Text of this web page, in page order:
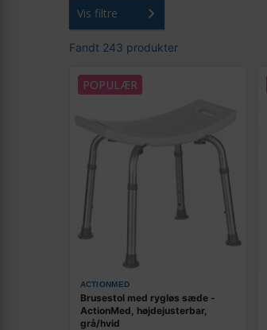
Vis filtre
Fandt 243 produkter
POPULÆR
ACTIONMED
Brusestol med rygløs sæde -
ActionMed, højdejusterbar,
grå/hvid